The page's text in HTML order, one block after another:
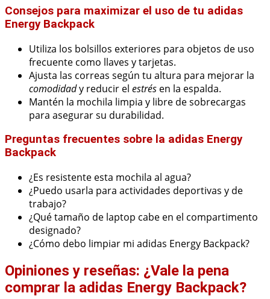
Consejos para maximizar el uso de tu adidas
Energy Backpack
Utiliza los bolsillos exteriores para objetos de uso
frecuente como llaves y tarjetas.
Ajusta las correas según tu altura para mejorar la
comodidady reducir el estrés en la espalda.
Mantén la mochila limpia y libre de sobrecargas
para asegurar su durabilidad.
Preguntas frecuentes sobre la adidas Energy
Backpack
¿Es resistente esta mochila al agua?
¿Puedo usarla para actividades deportivas y de
trabajo?
¿Qué tamaño de laptop cabe en el compartimento
designado?
¿Cómo debo limpiar mi adidas Energy Backpack?
Opiniones y reseñas: ¿Vale la pena
comprar la adidas Energy Backpack?